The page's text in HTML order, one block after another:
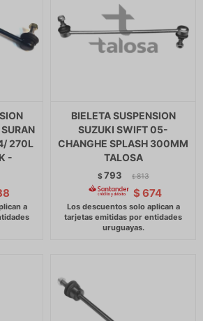
270L
-
BIELETA SUSPENSION
SUZUKI SWIFT 05-
CHANGHE SPLASH 300MM
TALOSA
$793 $ 813
$ 674